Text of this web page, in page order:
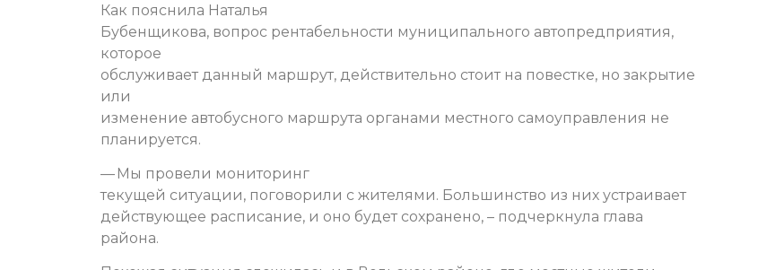
Как пояснила Наталья
Бубенщикова, вопрос рентабельности муниципального автопредприятия,
которое
обслуживает данный маршрут, действительно стоит на повестке, но закрытие
или
изменение автобусного маршрута органами местного самоуправления не
планируется.
— Мы провели мониторинг
текущей ситуации, поговорили с жителями. Большинство из них устраивает
действующее расписание, и оно будет сохранено, – подчеркнула глава
района.